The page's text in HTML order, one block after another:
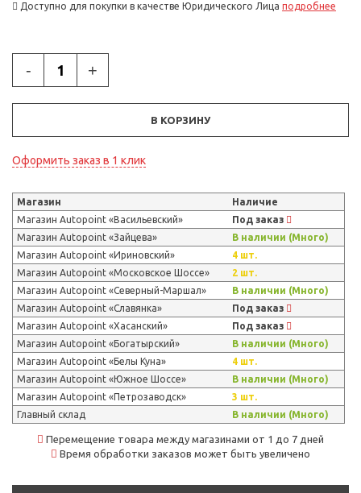
Доступно для покупки в качестве Юридического Лица подробнее
- +
В КОРЗИНУ
Оформить заказ в 1 клик
Магазин
Наличие
Магазин Autopoint «Васильевский»
Под заказ
Магазин Autopoint «Зайцева»
В наличии (Много)
Магазин Autopoint «Ириновский»
4 шт.
Магазин Autopoint «Московское Шоссе»
2 шт.
Магазин Autopoint «Северный-Маршал»
В наличии (Много)
Магазин Autopoint «Славянка»
Под заказ
Магазин Autopoint «Хасанский»
Под заказ
Магазин Autopoint «Богатырский»
В наличии (Много)
Магазин Autopoint «Белы Куна»
4 шт.
Магазин Autopoint «Южное Шоссе»
В наличии (Много)
Магазин Autopoint «Петрозаводск»
3 шт.
Главный склад
В наличии (Много)
Перемещение товара между магазинами от 1 до 7 дней
Время обработки заказов может быть увеличено